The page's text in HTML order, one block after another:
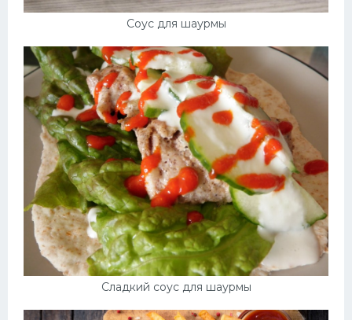
Соус для шаурмы
Сладкий соус для шаурмы